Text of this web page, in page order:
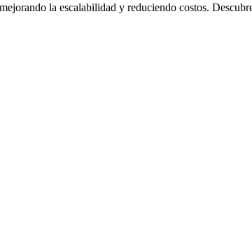
la escalabilidad y reduciendo costos.